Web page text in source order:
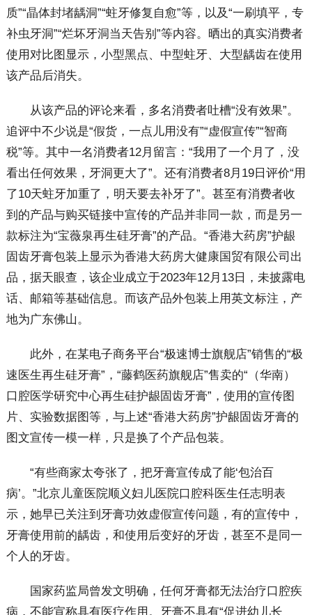
质”“晶体封堵龋洞”“蛀牙修复自愈”等，以及“一刷填平，专
补虫牙洞”“烂坏牙洞当天告别”等内容。晒出的真实消费者
使用对比图显示，小型黑点、中型蛀牙、大型龋齿在使用
该产品后消失。
从该产品的评论来看，多名消费者吐槽“没有效果”。
追评中不少说是“假货，一点儿用没有”“虚假宣传”“智商
税”等。其中一名消费者12月留言：“我用了一个月了，没
看出任何效果，牙洞更大了”。还有消费者8月19日评价“用
了10天蛀牙加重了，明天要去补牙了”。甚至有消费者收
到的产品与购买链接中宣传的产品并非同一款，而是另一
款标注为“宝薇泉再生硅牙膏”的产品。“香港大药房”护龈
固齿牙膏包装上显示为香港大药房大健康国贸有限公司出
品，据天眼查，该企业成立于2023年12月13日，未披露电
话、邮箱等基础信息。而该产品外包装上用英文标注，产
地为广东佛山。
此外，在某电子商务平台“极速博士旗舰店”销售的“极
速医生再生硅牙膏”，“藤鹤医药旗舰店”售卖的“（华南）
口腔医学研究中心再生硅护龈固齿牙膏”，使用的宣传图
片、实验数据图等，与上述“香港大药房”护龈固齿牙膏的
图文宣传一模一样，只是换了个产品包装。
“有些商家太夸张了，把牙膏宣传成了能‘包治百
病’。”北京儿童医院顺义妇儿医院口腔科医生任志明表
示，她早已关注到牙膏功效虚假宣传问题，有的宣传中，
牙膏使用前的龋齿，和使用后变好的牙齿，甚至不是同一
个人的牙齿。
国家药监局曾发文明确，任何牙膏都无法治疗口腔疾
病，不能宣称具有医疗作用。牙膏不具有“促进幼儿长